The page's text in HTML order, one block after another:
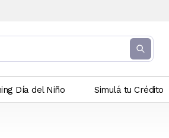
Día del Niño Simulá tu Crédito